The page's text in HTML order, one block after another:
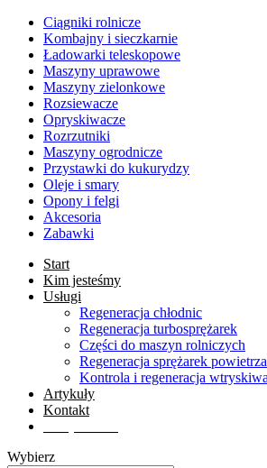
Ciągniki rolnicze
Kombajny i sieczkarnie
Ładowarki teleskopowe
Maszyny uprawowe
Maszyny zielonkowe
Rozsiewacze
Opryskiwacze
Rozrzutniki
Maszyny ogrodnicze
Przystawki do kukurydzy
Oleje i smary
Opony i felgi
Akcesoria
Zabawki
Start
Kim jesteśmy
Usługi
Regeneracja chłodnic
Regeneracja turbosprężarek
Części do maszyn rolniczych
Regeneracja sprężarek powietrza
Kontrola i regeneracja
Artykuły
Kontakt
Wybierz